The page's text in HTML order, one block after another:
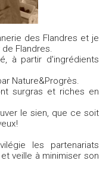
des Flandres et je
Flandres.
à partir d'ingrédients
Nature&Progrès.
surgras et riches en
le sien, que ce soit
les partenariats
veille à minimiser son